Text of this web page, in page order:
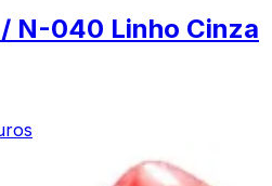
/ N-040 Linho Cinza